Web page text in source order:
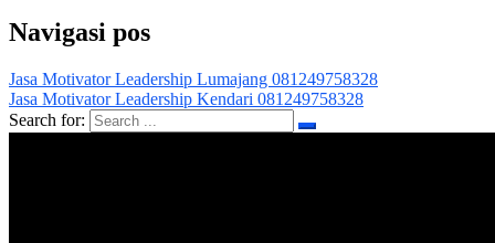
Navigasi pos
Jasa Motivator Leadership Lumajang 081249758328
Jasa Motivator Leadership Kendari 081249758328
Search for: